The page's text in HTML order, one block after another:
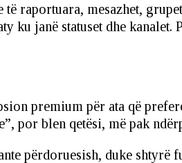
të raportuara, mesazhet,
ku janë statuset dhe kanalet.
premium për ata që
por blen qetësi, më pak
përdoruesish, duke shtyrë